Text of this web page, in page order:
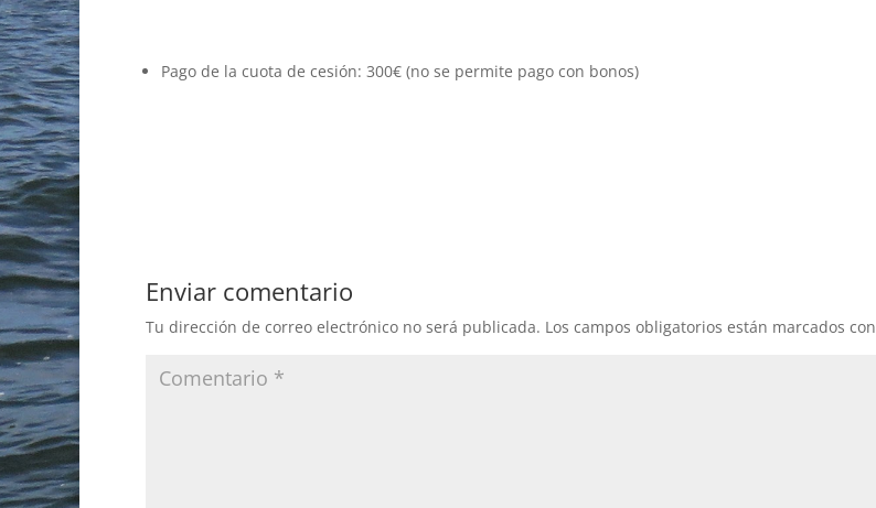
Pago de la cuota de cesión: 300€ (no se permite pago con bonos)
Enviar comentario
Tu dirección de correo electrónico no será publicada. Los campos obligatorios están marcados con